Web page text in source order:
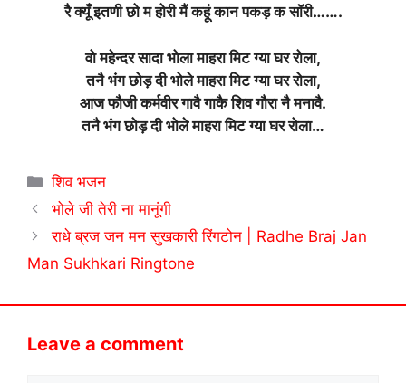
रै क्यूँ इतणी छो म होरी मैं कहूं कान पकड़ क सॉरी…….
वो महेन्दर सादा भोला माहरा मिट ग्या घर रोला,
तनै भंग छोड़ दी भोले माहरा मिट ग्या घर रोला,
आज फौजी कर्मवीर गावै गाकै शिव गौरा नै मनावै.
तनै भंग छोड़ दी भोले माहरा मिट ग्या घर रोला…
Categories
शिव भजन
भोले जी तेरी ना मानूंगी
राधे ब्रज जन मन सुखकारी रिंगटोन | Radhe Braj Jan
Man Sukhkari Ringtone
Leave a comment